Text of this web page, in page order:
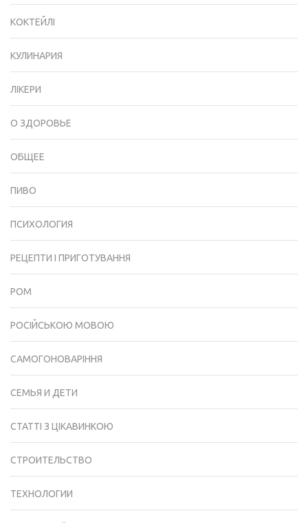
КОКТЕЙЛІ
КУЛИНАРИЯ
ЛІКЕРИ
О ЗДОРОВЬЕ
ОБЩЕЕ
ПИВО
ПСИХОЛОГИЯ
РЕЦЕПТИ І ПРИГОТУВАННЯ
РОМ
РОСІЙСЬКОЮ МОВОЮ
САМОГОНОВАРІННЯ
СЕМЬЯ И ДЕТИ
СТАТТІ З ЦІКАВИНКОЮ
СТРОИТЕЛЬСТВО
ТЕХНОЛОГИИ